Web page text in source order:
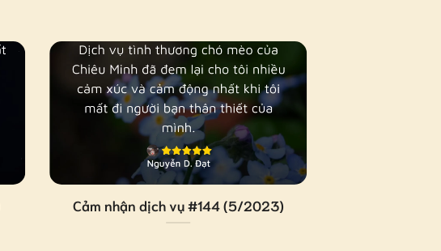
Cảm nhận dịch vụ #144 (5/2023)